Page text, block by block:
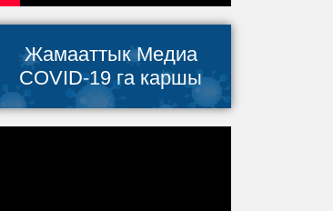
Жамааттык Медиа
COVID-19 га каршы